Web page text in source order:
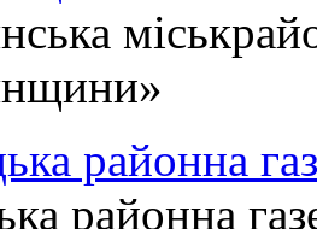
районна
районна